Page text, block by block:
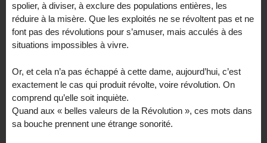
spolier, à diviser, à exclure des populations entières, les
réduire à la misère. Que les exploités ne se révoltent pas et ne
font pas des révolutions pour s’amuser, mais acculés à des
situations impossibles à vivre.
Or, et cela n’a pas échappé à cette dame, aujourd’hui, c’est
exactement le cas qui produit révolte, voire révolution. On
comprend qu’elle soit inquiète.
Quand aux « belles valeurs de la Révolution », ces mots dans
sa bouche prennent une étrange sonorité.